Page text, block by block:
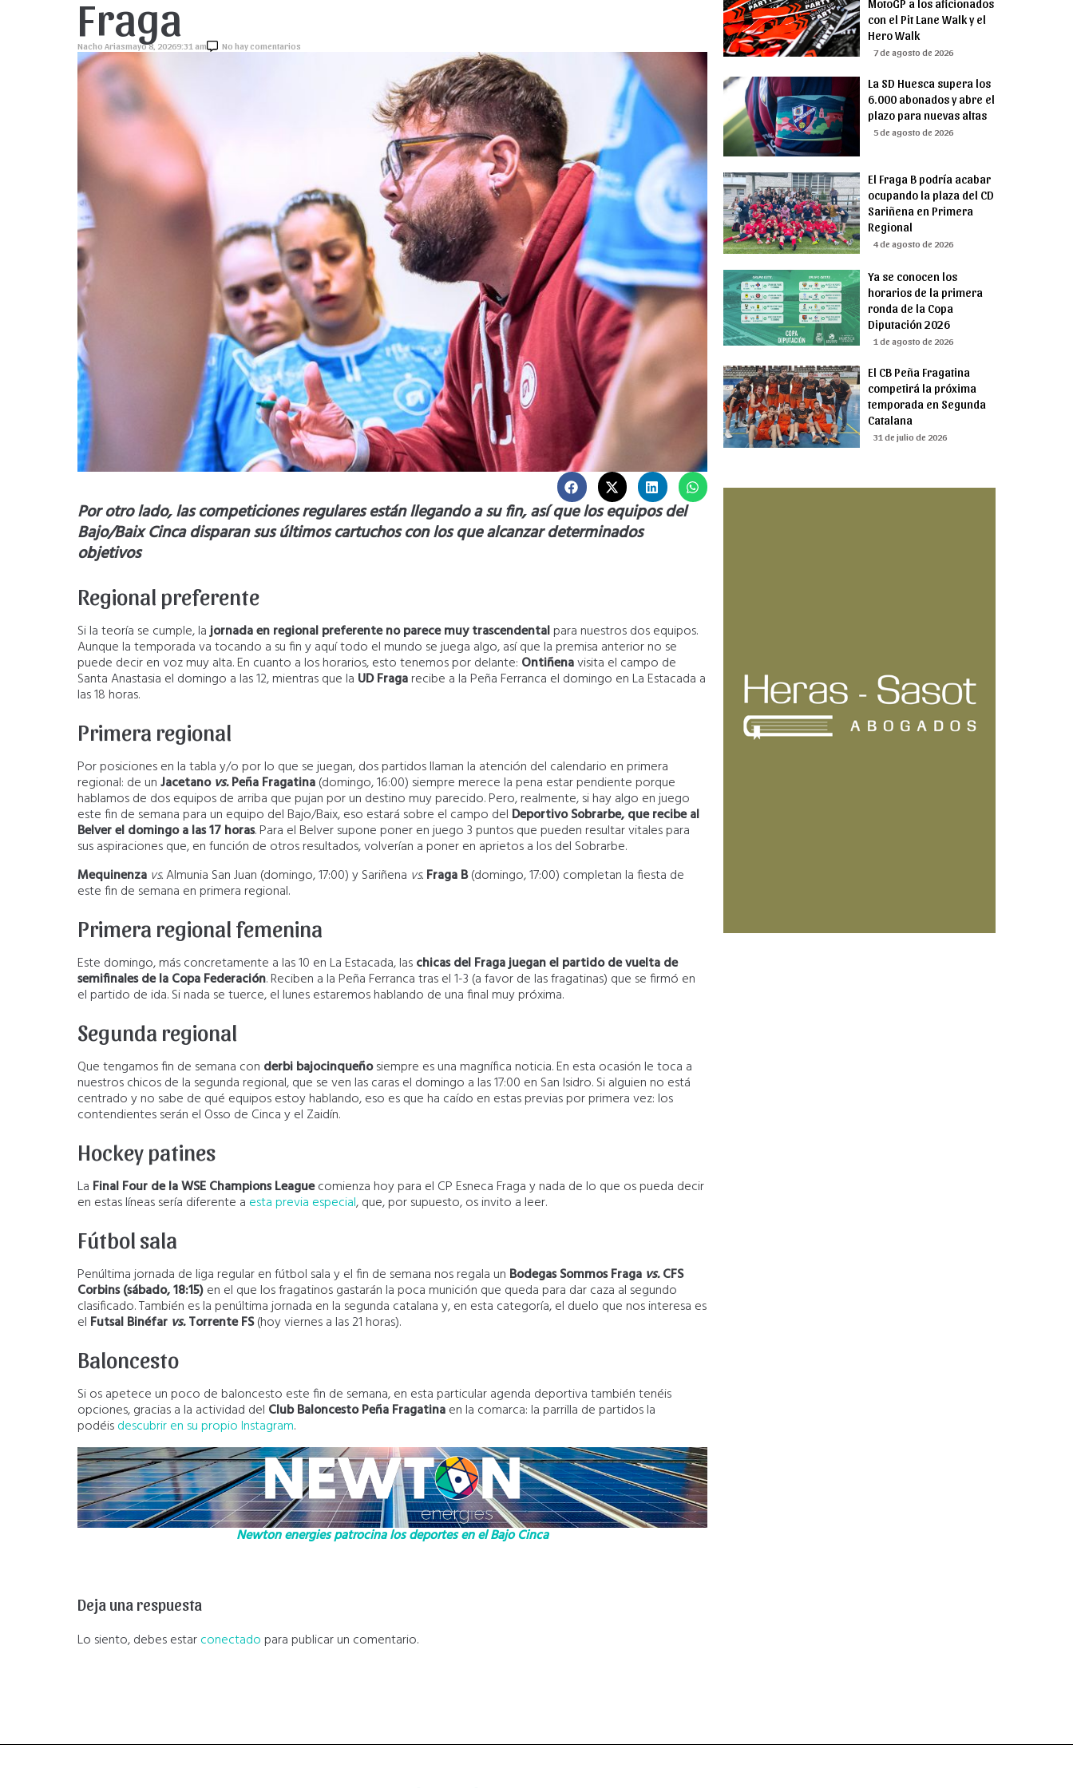
Fraga
Nacho Ariasmayo 8, 20269:31 am No hay comentarios
Por otro lado, las competiciones regulares están llegando a su fin, así que los equipos del
Bajo/Baix Cinca disparan sus últimos cartuchos con los que alcanzar determinados
objetivos
Regional preferente
Si la teoría se cumple, lajornada en regional preferente no parece muy trascendentalpara nuestros dos equipos.
Aunque la temporada va tocando a su fin y aquí todo el mundo se juega algo, así que la premisa anterior no se
puede decir en voz muy alta. En cuanto a los horarios, esto tenemos por delante: Ontiñenavisita el campo de
Santa Anastasia el domingo a las 12, mientras que la UD Fragarecibe a la Peña Ferranca el domingo en La Estacada a
las 18 horas.
Primera regional
Por posiciones en la tabla y/o por lo que se juegan, dos partidos llaman la atención del calendario en primera
regional: de unJacetanovs.Peña Fragatina(domingo, 16:00) siempre merece la pena estar pendiente porque
hablamos de dos equipos de arriba que pujan por un destino muy parecido. Pero, realmente, si hay algo en juego
este fin de semana para un equipo del Bajo/Baix, eso estará sobre el campo del Deportivo Sobrarbe, que recibe al
Belver el domingo a las 17 horas. Para el Belver supone poner en juego 3 puntos que pueden resultar vitales para
sus aspiraciones que, en función de otros resultados, volverían a poner en aprietos a los del Sobrarbe.
Mequinenza vs.Almunia San Juan (domingo, 17:00) y Sariñena vs.Fraga B(domingo, 17:00) completan la fiesta de
este fin de semana en primera regional.
Primera regional femenina
Este domingo, más concretamente a las 10 en La Estacada, laschicas del Fraga juegan el partido de vuelta de
semifinales de la Copa Federación. Reciben a la Peña Ferranca tras el 1-3 (a favor de las fragatinas) que se firmó en
el partido de ida. Si nada se tuerce, el lunes estaremos hablando de una final muy próxima.
Segunda regional
Que tengamos fin de semana con derbi bajocinqueñosiempre es una magnífica noticia. En esta ocasión le toca a
nuestros chicos de la segunda regional, que se ven las caras el domingo a las 17:00 en San Isidro. Si alguien no está
centrado y no sabe de qué equipos estoy hablando, eso es que ha caído en estas previas por primera vez: los
contendientes serán el Osso de Cinca y el Zaidín.
Hockey patines
La Final Four de la WSE Champions Leaguecomienza hoy para el CP Esneca Fraga y nada de lo que os pueda decir
en estas líneas sería diferente a esta previa especial, que, por supuesto, os invito a leer.
Fútbol sala
Penúltima jornada de liga regular en fútbol sala y el fin de semana nos regala un Bodegas Sommos Fraga vs.CFS
Corbins (sábado, 18:15)en el que los fragatinos gastarán la poca munición que queda para dar caza al segundo
clasificado. También es la penúltima jornada en la segunda catalana y, en esta categoría, el duelo que nos interesa es
el Futsal Binéfar vs.Torrente FS(hoy viernes a las 21 horas).
Baloncesto
Si os apetece un poco de baloncesto este fin de semana, en esta particular agenda deportiva también tenéis
opciones, gracias a la actividad del Club Baloncesto Peña Fragatinaen la comarca: la parrilla de partidos la
podéisdescubrir en su propio Instagram.
Newton energies patrocina los deportes en el Bajo Cinca
Deja una respuesta
Lo siento, debes estarconectado para publicar un comentario.
MotoGP a los aficionados
con el Pit Lane Walk y el
Hero Walk
7 de agosto de 2026
La SD Huesca supera los
6.000 abonados y abre el
plazo para nuevas altas
5 de agosto de 2026
El Fraga B podría acabar
ocupando la plaza del CD
Sariñena en Primera
Regional
4 de agosto de 2026
Ya se conocen los
horarios de la primera
ronda de la Copa
Diputación 2026
1 de agosto de 2026
El CB Peña Fragatina
competirá la próxima
temporada en Segunda
Catalana
31 de julio de 2026